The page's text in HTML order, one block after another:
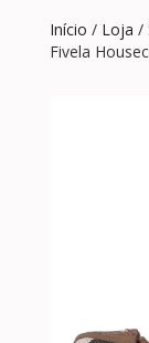
Início / Loja /
Fivela